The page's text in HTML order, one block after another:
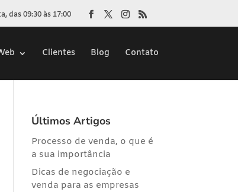
das 09:30 às 17:00
Clientes Blog Contato
Últimos Artigos
Processo de venda, o que é
a sua importância
Dicas de negociação e
venda para as empresas